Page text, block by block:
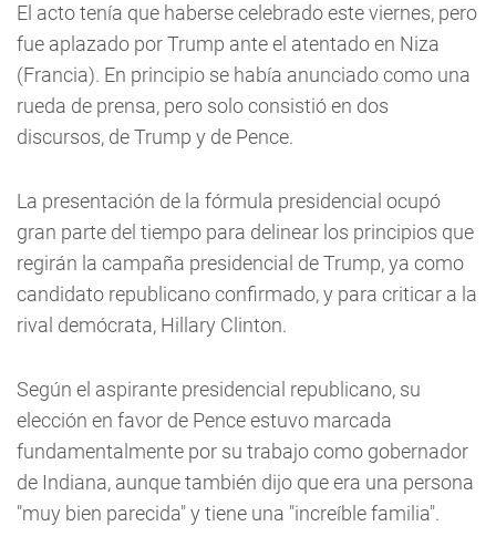
El acto tenía que haberse celebrado este viernes, pero
fue aplazado por Trump ante el atentado en Niza
(Francia). En principio se había anunciado como una
rueda de prensa, pero solo consistió en dos
discursos, de Trump y de Pence.
La presentación de la fórmula presidencial ocupó
gran parte del tiempo para delinear los principios que
regirán la campaña presidencial de Trump, ya como
candidato republicano confirmado, y para criticar a la
rival demócrata, Hillary Clinton.
Según el aspirante presidencial republicano, su
elección en favor de Pence estuvo marcada
fundamentalmente por su trabajo como gobernador
de Indiana, aunque también dijo que era una persona
"muy bien parecida" y tiene una "increíble familia".